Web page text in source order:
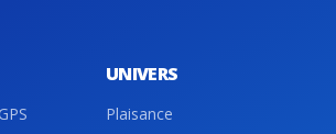
UNIVERS
Plaisance